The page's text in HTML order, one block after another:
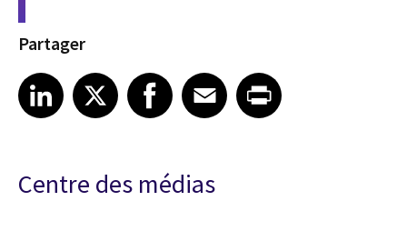
Partager
Share article on LinkedIn
LinkedIn
Share article on XShare article on Facebook
Facebook
Share article on Email
EmailShare article on Print
Centre des médias